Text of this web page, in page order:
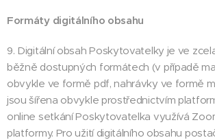
Formáty digitálního obsahu
9. Digitální obsah Poskytovatelky je ve
běžně dostupných formátech (v případě
obvykle ve formě pdf, nahrávky ve formě
jsou šířena obvykle prostřednictvím
online setkání Poskytovatelka využívá
platformy. Pro užití digitálního obsahu